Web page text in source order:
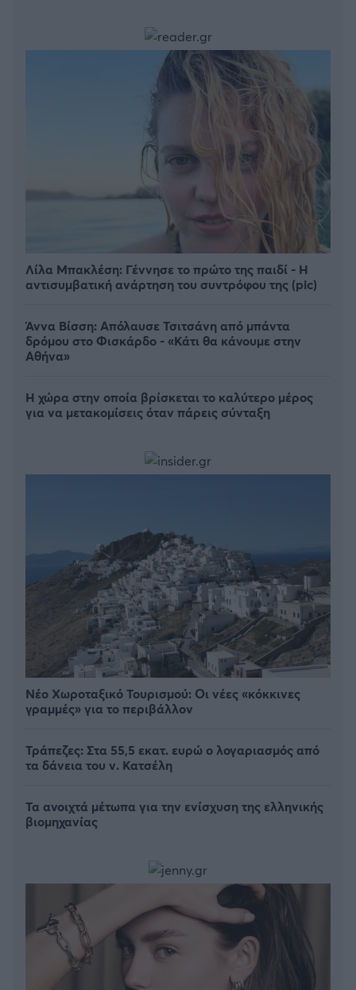
Λίλα Μπακλέση: Γέννησε το πρώτο της παιδί - Η
αντισυμβατική ανάρτηση του συντρόφου της (pic)
Άννα Βίσση: Απόλαυσε Τσιτσάνη από μπάντα
δρόμου στο Φισκάρδο - «Κάτι θα κάνουμε στην
Αθήνα»
Η χώρα στην οποία βρίσκεται το καλύτερο μέρος
για να μετακομίσεις όταν πάρεις σύνταξη
Νέο Χωροταξικό Τουρισμού: Οι νέες «κόκκινες
γραμμές» για το περιβάλλον
Τράπεζες: Στα 55,5 εκατ. ευρώ ο λογαριασμός από
τα δάνεια του ν. Κατσέλη
Τα ανοιχτά μέτωπα για την ενίσχυση της ελληνικής
βιομηχανίας